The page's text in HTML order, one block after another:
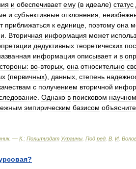
и обеспечивает ему (в идеале) статус
и субъективные отклонения
приближаться к единице поэтому она
Вторичная информация может
дедуктивных теоретических
информация описывает и в
стороны: во-вторых она относительно
(первичных), данных степень
с получением вторичной
Однако в поисковом научном
эмпирическим базисом
. — К. : Политиздат Украины Под ред В И